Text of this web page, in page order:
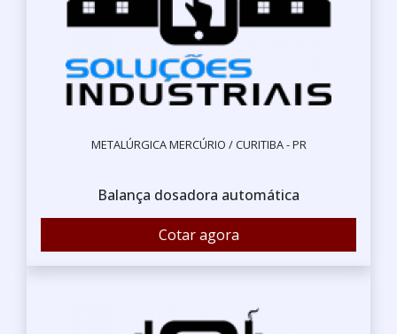
METALÚRGICA MERCÚRIO / CURITIBA - PR
Balança dosadora automática
Cotar agora